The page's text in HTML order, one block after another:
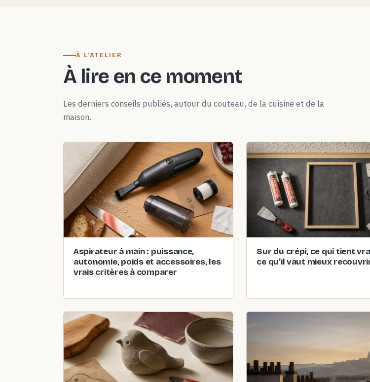
À L'ATELIER
À lire en ce moment
Les derniers conseils publiés, autour du couteau, de la cuisine et de la
maison.
Aspirateur à main : puissance,
autonomie, poids et accessoires, les
vrais critères à comparer
Sur du crépi, ce qui tient
ce qu’il vaut mieux